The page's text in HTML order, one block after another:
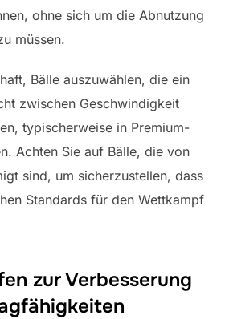
ohne sich um die Abnutzung
müssen.
Bälle auszuwählen, die ein
zwischen Geschwindigkeit
typischerweise in Premium-
Achten Sie auf Bälle, die von
sind, um sicherzustellen, dass
Standards für den Wettkampf
zur Verbesserung